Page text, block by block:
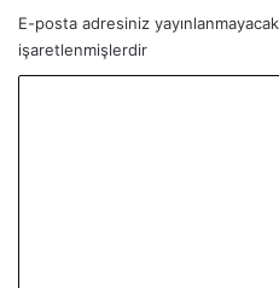
E-posta adresiniz
işaretlenmişlerdir